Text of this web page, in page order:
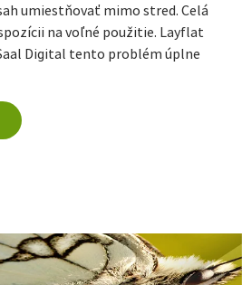
umiestňovať mimo stred. Celá
na voľné použitie. Layflat
Digital tento problém úplne